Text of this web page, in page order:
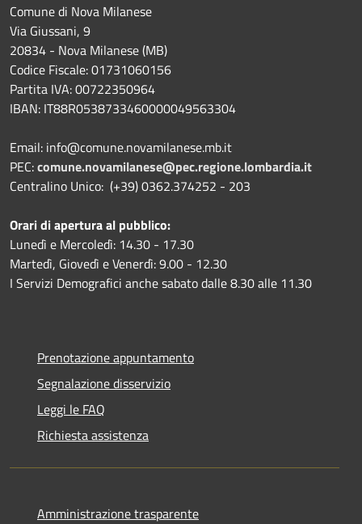
Comune di Nova Milanese
Via Giussani, 9
20834 - Nova Milanese (MB)
Codice Fiscale: 01731060156
Partita IVA: 00722350964
IBAN: IT88R0538733460000049563304
Email: info@comune.novamilanese.mb.it
PEC:comune.novamilanese@pec.regione.lombardia.it
Centralino Unico: (+39) 0362.374252 - 203
Orari di apertura al pubblico:
Lunedì e Mercoledì: 14.30 - 17.30
Martedì, Giovedì e Venerdì: 9.00 - 12.30
I Servizi Demografici anche sabato dalle 8.30 alle 11.30
Prenotazione appuntamento
Segnalazione disservizio
Leggi le FAQ
Richiesta assistenza
Amministrazione trasparente